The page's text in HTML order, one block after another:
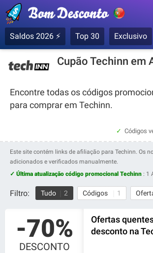
Saldos 2026 ⚡ Top 30 Exclusivo
Cupão Techinn em
Encontre todas os códigos
para comprar em Techinn.
Códigos
Este site contém links de afiliação para Techinn. Os
adicionados e verificados manualmente.
✓ Última atualização código promocional Techinn : 1
Filtro: Tudo 2 Códigos 1
-70%
DESCONTO
Ofertas
desconto na